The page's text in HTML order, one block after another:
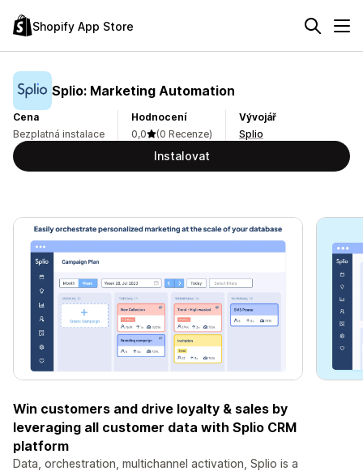
Shopify App Store
Splio: Marketing Automation
Cena
Bezplatná instalace
Hodnocení
0,0
(0 Recenze)
Vývojář
Splio
Instalovat
Win customers and drive loyalty & sales by
leveraging all customer data with Splio CRM
platform
Data, orchestration, multichannel activation, Splio is a